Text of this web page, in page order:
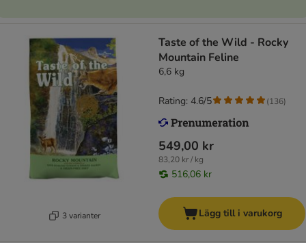
3 varianter
Taste of the Wild - Rocky
Mountain Feline
6,6 kg
549,00 kr
83,20 kr / kg
516,06 kr
Rating: 4.6/5 (136)
Lägg till i varukorg